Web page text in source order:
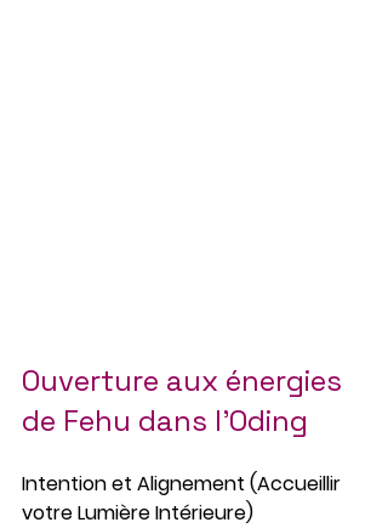
Ouverture aux énergies
de Fehu dans l'Oding
Intention et Alignement (Accueillir
votre Lumière Intérieure)